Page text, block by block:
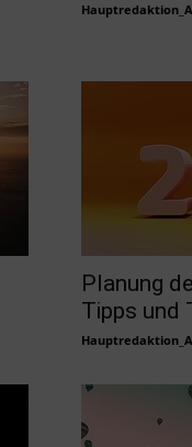
Planung
Tipps und